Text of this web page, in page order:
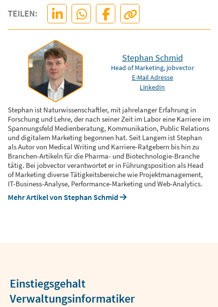
TEILEN:
Stephan Schmid
Head of Marketing, jobvector
E-Mail Adresse
LinkedIn
Stephan ist Naturwissenschaftler, mit jahrelanger Erfahrung in
Forschung und Lehre, der nach seiner Zeit im Labor eine Karriere im
Spannungsfeld Medienberatung, Kommunikation, Public Relations
und digitalem Marketing begonnen hat. Seit Langem ist Stephan
als Autor von Medical Writing und Karriere-Ratgebern bis hin zu
Branchen-Artikeln für die Pharma- und Biotechnologie-Branche
tätig. Bei jobvector verantwortet er in Führungsposition als Head
of Marketing diverse Tätigkeitsbereiche wie Projektmanagement,
IT-Business-Analyse, Performance-Marketing und Web-Analytics.
Mehr Artikel von Stephan Schmid
Einstiegsgehalt
Verwaltungsinformatiker